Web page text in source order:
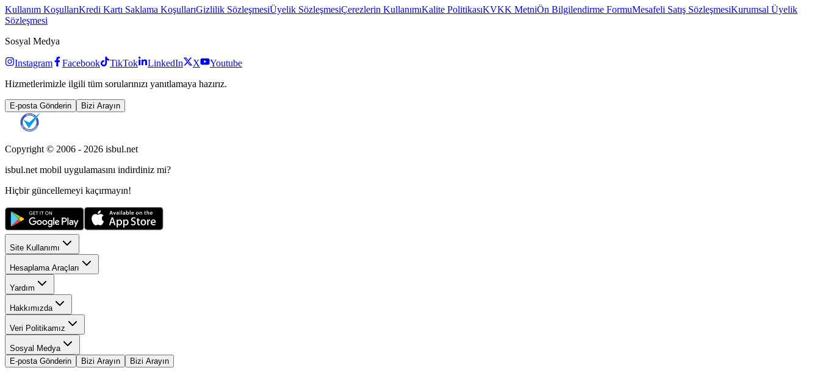
Kullanım KoşullarıKredi Kartı Saklama KoşullarıGizlilik SözleşmesiÜyelik SözleşmesiÇerezlerin KullanımıKalite PolitikasıKVKK MetniÖn Bilgilendirme FormuMesafeli Satış SözleşmesiKurumsal Üyelik
Sözleşmesi
Sosyal Medya
Instagram Facebook TikTok LinkedIn X
Youtube
Hizmetlerimizle ilgili tüm sorularınızı yanıtlamaya hazırız.
E-posta Gönderin Bizi Arayın
Copyright © 2006 - 2026 isbul.net
isbul.net mobil uygulamasını indirdiniz mi?
Hiçbir güncellemeyi kaçırmayın!
Site Kullanımı
Hesaplama Araçları
Yardım
Hakkımızda
Veri Politikamız
Sosyal Medya
E-posta Gönderin
Bizi Arayın Bizi Arayın